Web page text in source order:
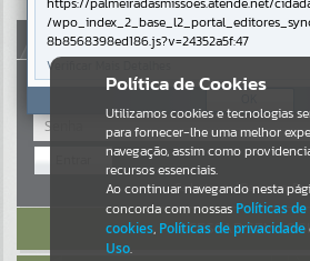
Resultados para""
Portais
Por favor, aguarde...
NOTÍCIAS
Por favor, aguarde...
AUTOATENDIMENTO
Cadastre-se|Recuperar
ACESSAR SEM
Política de Cookies
Utilizamos cookies e tecnologias
para fornecer-lhe uma melhor
navegação, assim como
recursos essenciais.
Ao continuar navegando nesta
concorda com nossas Políticas
cookies, Políticas de privacidade
Uso.
/
8b8568398ed186.js?v=24352a5f:47
Verificar Mais Detalhes